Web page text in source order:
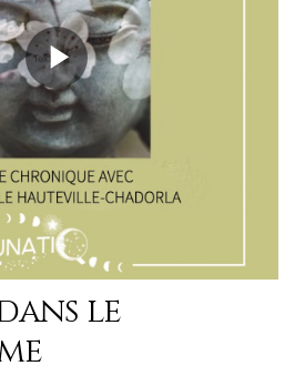
dans le